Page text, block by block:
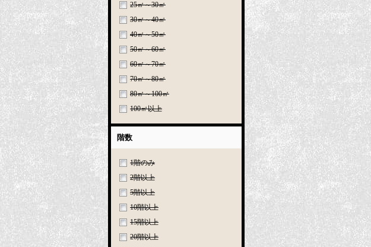
25㎡～30㎡
30㎡～40㎡
40㎡～50㎡
50㎡～60㎡
60㎡～70㎡
70㎡～80㎡
80㎡～100㎡
100㎡以上
階数
1階のみ
2階以上
5階以上
10階以上
15階以上
20階以上